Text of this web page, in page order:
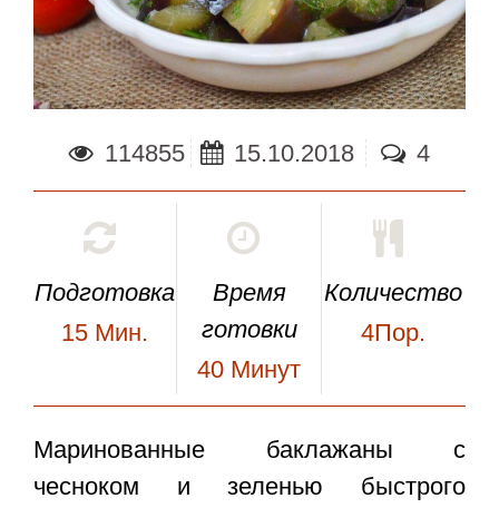
114855 15.10.2018 4
Подготовка
15 Мин.
Время
готовки
40 Минут
Количество
4Пор.
Маринованные баклажаны с
чесноком и зеленью быстрого